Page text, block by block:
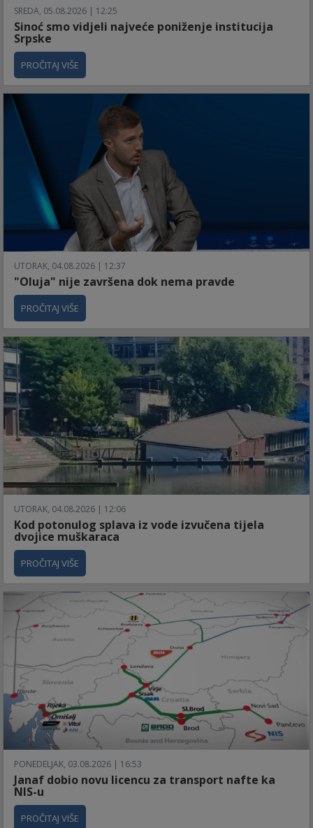
SREDA, 05.08.2026 | 12:25
Sinoć smo vidjeli najveće poniženje institucija
Srpske
PROČITAJ VIŠE
UTORAK, 04.08.2026 | 12:37
"Oluja" nije završena dok nema pravde
PROČITAJ VIŠE
UTORAK, 04.08.2026 | 12:06
Kod potonulog splava iz vode izvučena tijela
dvojice muškaraca
PROČITAJ VIŠE
PONEDELJAK, 03.08.2026 | 16:53
Janaf dobio novu licencu za transport nafte ka
NIS-u
PROČITAJ VIŠE